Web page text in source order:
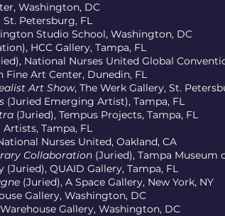
Washington, DC
St. Petersburg, FL
Studio School, Washington, DC
HCC Gallery, Tampa, FL
National Nurses United Global
Fine Art Center, Dunedin, FL
Art Show, The Werk Gallery, St.
(Juried Emerging Artist), Tampa, FL
(Juried), Tempus Projects, Tampa, FL
Tampa, FL
Nurses United, Oakland, CA
Collaboration (Juried), Tampa Museum
QUAID Gallery, Tampa, FL
(Juried), A Space Gallery, New York, NY
Gallery, Washington, DC
Gallery, Washington, DC